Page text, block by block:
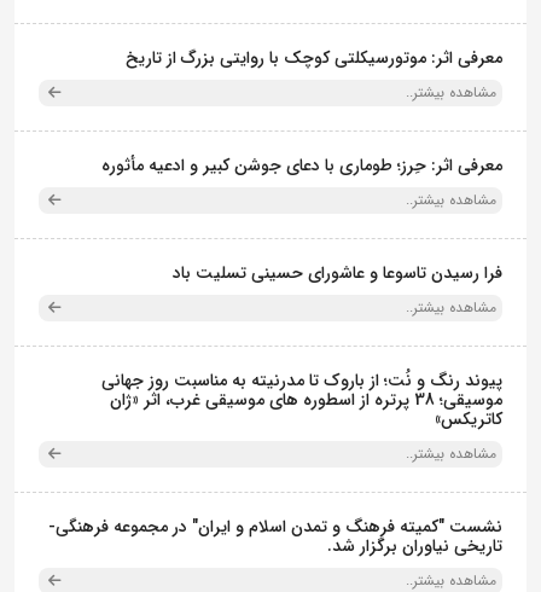
معرفی اثر: موتورسیکلتی کوچک با روایتی بزرگ از تاریخ
مشاهده بیشتر..
معرفی اثر: حِرز؛ طوماری با دعای جوشن کبیر و ادعیه مأثوره
مشاهده بیشتر..
فرا رسیدن تاسوعا و عاشورای حسینی تسلیت باد
مشاهده بیشتر..
پیوند رنگ و نُت؛ از باروک تا مدرنیته به مناسبت روز جهانی
موسیقی؛ 38 پرتره از اسطوره های موسیقی غرب، اثر «ژان
کاتریکس»
مشاهده بیشتر..
نشست "کمیته فرهنگ و تمدن اسلام و ایران" در مجموعه فرهنگی‌-
تاریخی نیاوران برگزار شد.
مشاهده بیشتر..